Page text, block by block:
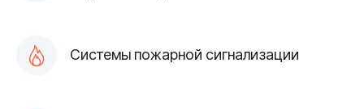
Системы пожарной сигнализации